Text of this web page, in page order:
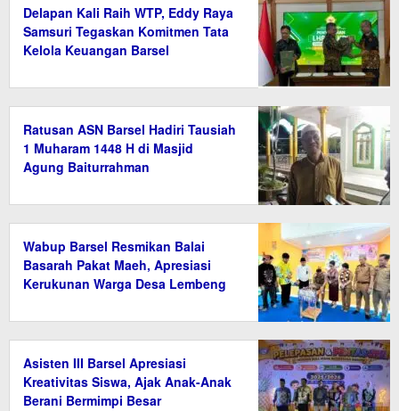
Delapan Kali Raih WTP, Eddy Raya
Samsuri Tegaskan Komitmen Tata
Kelola Keuangan Barsel
Ratusan ASN Barsel Hadiri Tausiah
1 Muharam 1448 H di Masjid
Agung Baiturrahman
Wabup Barsel Resmikan Balai
Basarah Pakat Maeh, Apresiasi
Kerukunan Warga Desa Lembeng
Asisten III Barsel Apresiasi
Kreativitas Siswa, Ajak Anak-Anak
Berani Bermimpi Besar